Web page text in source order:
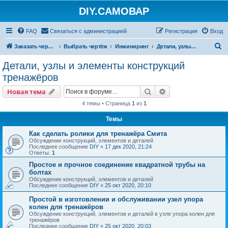
DIY.САМОВАР
FAQ Связаться с администрацией Вход
Регистрация
Заказать чертеж Выбрать чертёж Инжиниринг Детали, узлы и элементы конструкций тренажёров
Детали, узлы и элементы конструкций
тренажёров
Новая тема Поиск
4 темы • Страница 1 из 1
Темы
Как сделать ролики для тренажёра Смита
Обсуждение конструкций, элементов и деталей
Последнее сообщение DIY « 17 дек 2020, 21:24
Ответы: 1
Простое и прочное соединение квадратной трубы на
болтах
Обсуждение конструкций, элементов и деталей
Последнее сообщение DIY « 25 окт 2020, 20:10
Простой в изготовлении и обслуживании узел упора
колен для тренажёров
Обсуждение конструкций, элементов и деталей в узле упора колен для
тренажёров
Последнее сообщение DIY « 25 окт 2020, 20:03